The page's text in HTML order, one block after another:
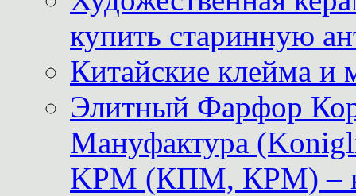
купить старинную
Китайские клейма и
Элитный Фарфор
Мануфактура
KPM (КПМ, КРМ) –